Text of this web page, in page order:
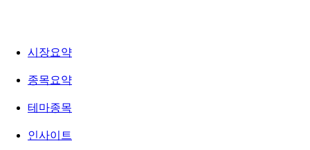
시장요약
종목요약
테마종목
인사이트